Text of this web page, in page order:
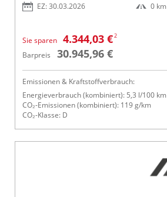
EZ: 30.03.2026 0 km
Sie sparen 4.344,03 €2
Barpreis 30.945,96 €
Emissionen & Kraftstoffverbrauch:
Energieverbrauch (kombiniert): 5,3 l/100 km
CO₂-Emissionen (kombiniert): 119 g/km
CO₂-Klasse: D